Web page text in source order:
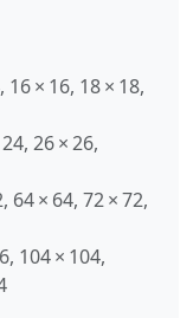
16 × 16, 18 × 18,
26 × 26,
64 × 64, 72 × 72,
104 × 104,